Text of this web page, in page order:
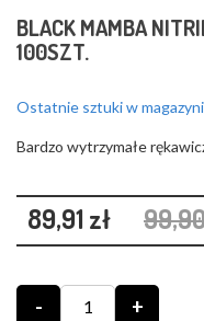
BLACK MAMBA
100SZT.
Ostatnie sztuki w
Bardzo wytrzymałe
89,91 zł
- +